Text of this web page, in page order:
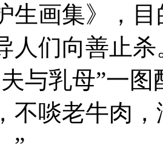
生画集》，
人们向善止
与乳母”一
不啖老牛肉
”